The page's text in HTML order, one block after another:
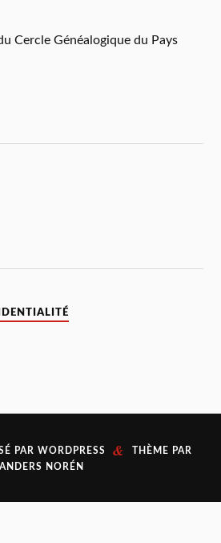
Cercle Généalogique du Pays
PAR WORDPRESS &
THÈME PAR
ANDERS NORÉN